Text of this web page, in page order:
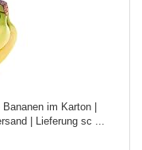
im Karton |
| Lieferung sc ...